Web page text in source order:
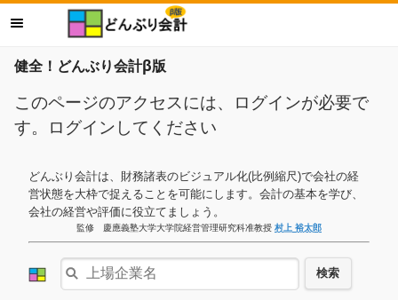
健全！どんぶり会計β版
このページのアクセスには、ログインが必要で
す。ログインしてください
どんぶり会計は、財務諸表のビジュアル化(比例縮尺)で会社の経
営状態を大枠で捉えることを可能にします。会計の基本を学び、
会社の経営や評価に役立てましょう。
監修 慶應義塾大学大学院経営管理研究科准教授 村上 裕太郎
検索